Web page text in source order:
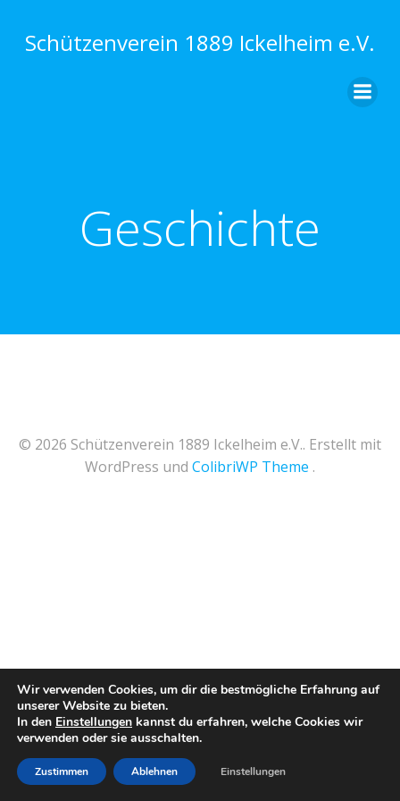
Inhalt
springen
Schützenverein 1889 Ickelheim e.V.
Geschichte
© 2026 Schützenverein 1889 Ickelheim e.V.. Erstellt mit
WordPress und ColibriWP Theme .
Wir verwenden Cookies, um dir die bestmögliche Erfahrung auf
unserer Website zu bieten.
In den Einstellungen kannst du erfahren, welche Cookies wir
verwenden oder sie ausschalten.
Zustimmen Ablehnen Einstellungen